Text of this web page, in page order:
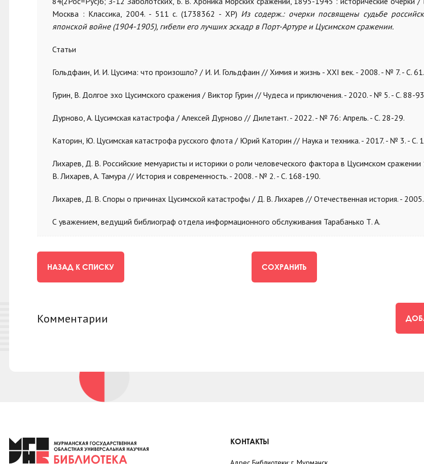
Москва : Классика, 2004. - 511 с. (1738362 - ХР) Из содерж.: очерки посвящены судьбе
японской войне (1904-1905), гибели его лучших эскадр в Порт-Артуре и Цусимском сражении.
Статьи
Гольдфаин, И. И. Цусима: что произошло? / И. И. Гольдфаин // Химия и жизнь - XXI век. - 2008. - № 7. - С. 61.
Гурин, В. Долгое эхо Цусимского сражения / Виктор Гурин // Чудеса и приключения. - 2020. - № 5. - С. 88-
Дурново, А. Цусимская катастрофа / Алексей Дурново // Дилетант. - 2022. - № 76: Апрель. - С. 28-29.
Каторин, Ю. Цусимская катастрофа русского флота / Юрий Каторин // Наука и техника. - 2017. - № 3. - С.
Лихарев, Д. В. Российские мемуаристы и историки о роли человеческого фактора в Цусимском
В. Лихарев, А. Тамура // История и современность. - 2008. - № 2. - С. 168-190.
Лихарев, Д. В. Споры о причинах Цусимской катастрофы / Д. В. Лихарев // Отечественная история. -
С уважением, ведущий библиограф отдела информационного обслуживания Тарабанько Т. А.
НАЗАД К СПИСКУ СОХРАНИТЬ
Комментарии
КОНТАКТЫ